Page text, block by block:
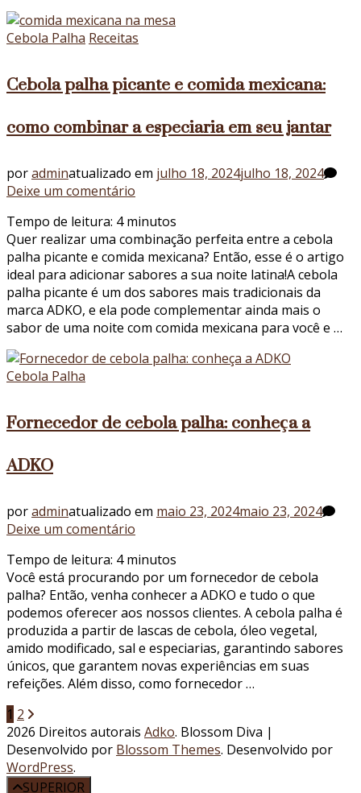
Cebola Palha Receitas
Cebola palha picante e comida mexicana:
como combinar a especiaria em seu jantar
poradminatualizado em julho 18, 2024julho 18, 2024
Deixe um comentário
palha
picante
e
comida
mexicana:
como
combinar
a
especiaria
jantar
Tempo de leitura: 4 minutos
Quer realizar uma combinação perfeita entre a cebola
palha picante e comida mexicana? Então, esse é o artigo
ideal para adicionar sabores a sua noite latina!A cebola
palha picante é um dos sabores mais tradicionais da
marca ADKO, e ela pode complementar ainda mais o
sabor de uma noite com comida mexicana para você e …
Cebola Palha
Fornecedor de cebola palha: conheça a
ADKO
poradminatualizado em maio 23, 2024maio 23, 2024
Deixe um comentário
de
cebola
palha:
conheça
a
ADKO
Tempo de leitura: 4 minutos
Você está procurando por um fornecedor de cebola
palha? Então, venha conhecer a ADKO e tudo o que
podemos oferecer aos nossos clientes. A cebola palha é
produzida a partir de lascas de cebola, óleo vegetal,
amido modificado, sal e especiarias, garantindo sabores
únicos, que garantem novas experiências em suas
refeições. Além disso, como fornecedor …
Paginação
de
posts
Página
1 Página
2
2026 Direitos autorais Adko. Blossom Diva |
Desenvolvido por Blossom Themes. Desenvolvido por
WordPress.
SUPERIOR